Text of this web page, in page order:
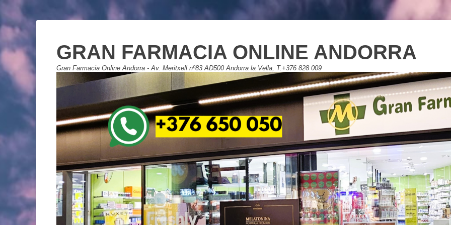
GRAN FARMACIA ONLINE ANDORRA
Gran Farmacia Online Andorra - Av. Meritxell nº83 AD500 Andorra la Vella, T.+376 828 009